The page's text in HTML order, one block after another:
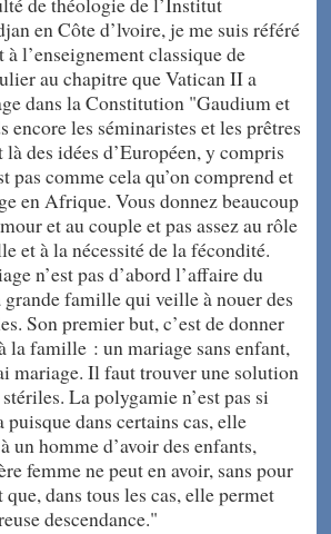
en Côte d’lvoire, je me suis référé
l’enseignement classique de
au chapitre que Vatican II a
dans la Constitution "Gaudium et
encore les séminaristes et les prêtres
des idées d’Européen, y compris
pas comme cela qu’on comprend et
en Afrique. Vous donnez beaucoup
et au couple et pas assez au rôle
et à la nécessité de la fécondité.
n’est pas d’abord l’affaire du
famille qui veille à nouer des
Son premier but, c’est de donner
la famille : un mariage sans enfant,
mariage. Il faut trouver une solution
La polygamie n’est pas si
puisque dans certains cas, elle
un homme d’avoir des enfants,
femme ne peut en avoir, sans pour
que, dans tous les cas, elle permet
descendance."